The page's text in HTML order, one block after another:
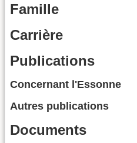
Famille
Carrière
Publications
Concernant l'Essonne
Autres publications
Documents